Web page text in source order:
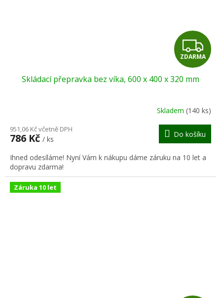
Z
D
R
M
A
ZDARMA
Skládací přepravka bez víka, 600 x 400 x 320 mm
Skladem (140 ks)
951,06 Kč včetně DPH
786 Kč / ks
Do košíku
Ihned odesíláme! Nyní Vám k nákupu dáme záruku na 10 let a
dopravu zdarma!
Záruka 10 let